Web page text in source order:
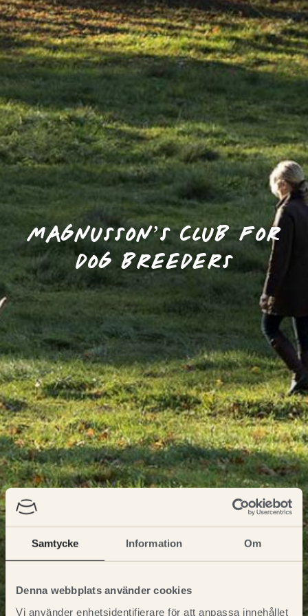
Samtycke Information Om
Denna webbplats använder cookies
Vi använder enhetsidentifierare för att anpassa innehållet
MAGNUSSON’S CLUB FOR
DOG BREEDERS